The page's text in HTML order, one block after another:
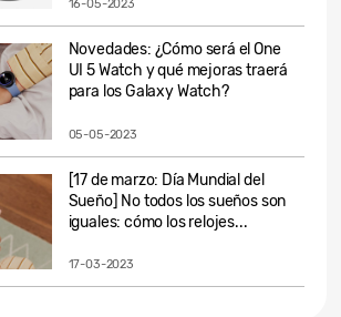
16-05-2023
Novedades: ¿Cómo será el One
UI 5 Watch y qué mejoras traerá
para los Galaxy Watch?
05-05-2023
[17 de marzo: Día Mundial del
Sueño] No todos los sueños son
iguales: cómo los relojes...
17-03-2023